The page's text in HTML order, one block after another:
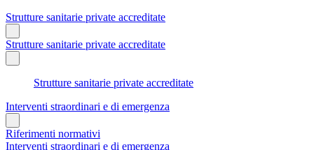
Strutture sanitarie private accreditate
Strutture sanitarie private accreditate
Strutture sanitarie private accreditate
Interventi straordinari e di emergenza
Riferimenti normativi
Interventi straordinari e di emergenza